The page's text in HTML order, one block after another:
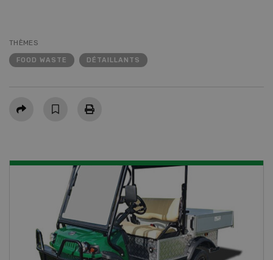
THÈMES
FOOD WASTE DÉTAILLANTS
Partager